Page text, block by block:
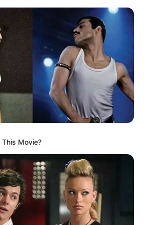
feito com
refrigerante
This Movie?